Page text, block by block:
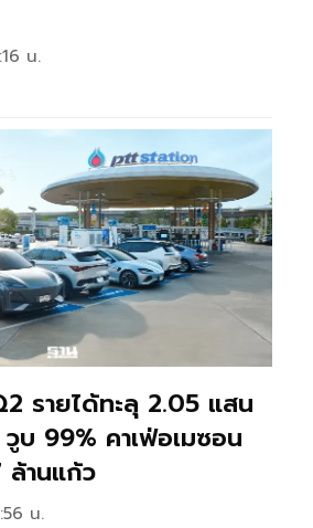
น.
รายได้ทะลุ 2.05 แสน
วูบ 99% คาเฟ่อเมซอน
ล้านแก้ว
น.